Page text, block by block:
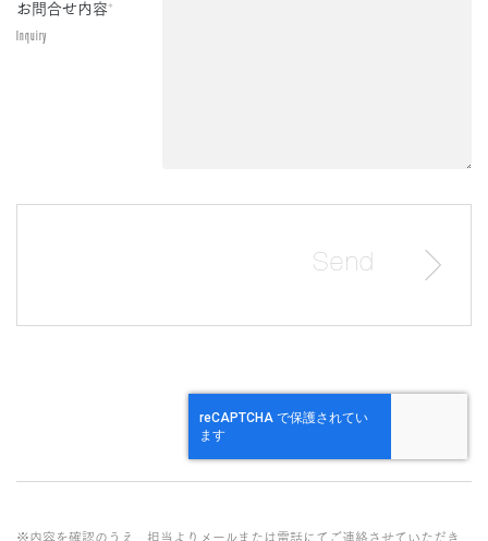
お問合せ内容*
Inquiry
※内容を確認のうえ、担当よりメールまたは電話にてご連絡させていただき